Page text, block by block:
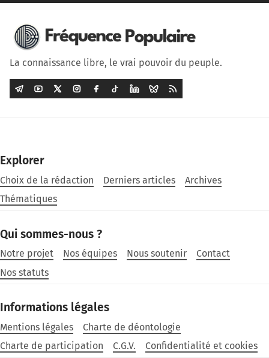
La connaissance libre, le vrai pouvoir du peuple.
Explorer
Choix de la rédaction Derniers articles
Archives
Thématiques
Qui sommes-nous ?
Notre projet Nos équipes Nous soutenir
Contact
Nos statuts
Informations légales
Mentions légales
Charte de déontologie
Charte de participation
C.G.V. Confidentialité et cookies